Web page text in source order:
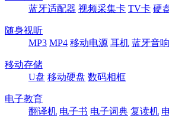
蓝牙适配器 视频采集卡 TV卡 硬
随身视听
MP3 MP4 移动电源 耳机 蓝牙音响
移动存储
U盘 移动硬盘 数码相框
电子教育
翻译机 电子书 电子词典 复读机